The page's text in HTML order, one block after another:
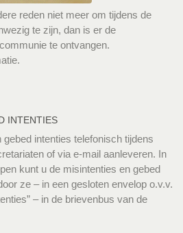
reden niet meer om tijdens de
te zijn, dan is er de
te ontvangen.
INTENTIES
intenties telefonisch tijdens
of via e-mail aanleveren. In
kunt u de misintenties en gebed
ze – in een gesloten envelop o.v.v.
– in de brievenbus van de